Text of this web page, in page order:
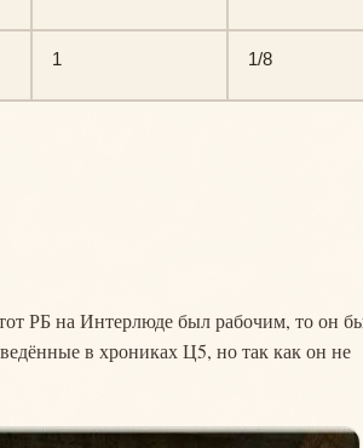
1 1/8
РБ на Интерлюде был рабочим, то он
в хрониках Ц5, но так как он не